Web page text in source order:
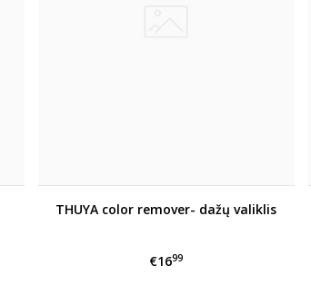
THUYA color remover- dažų valiklis
€1699